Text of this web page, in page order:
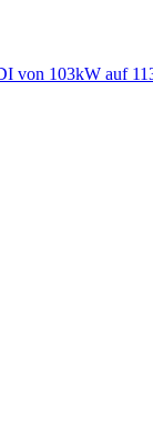
von 103kW auf